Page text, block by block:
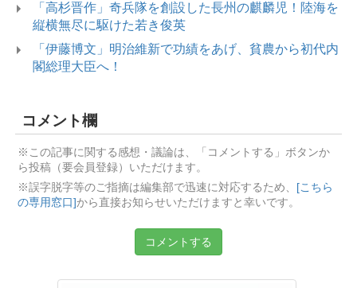
「高杉晋作」奇兵隊を創設した長州の麒麟児！陸海を
縦横無尽に駆けた若き俊英
「伊藤博文」明治維新で功績をあげ、貧農から初代内
閣総理大臣へ！
コメント欄
※この記事に関する感想・議論は、「コメントする」ボタンか
ら投稿（要会員登録）いただけます。
※誤字脱字等のご指摘は編集部で迅速に対応するため、
[こちら
の専用窓口]から直接お知らせいただけますと幸いです。
コメントする